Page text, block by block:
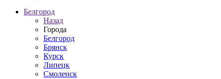
Белгород
Назад
Города
Белгород
Брянск
Курск
Липецк
Смоленск